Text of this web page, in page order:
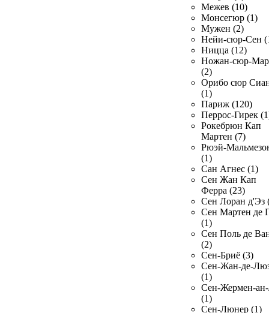
Межев (10)
Монсегюр (1)
Мужен (2)
Нейи-сюр-Сен
Ницца (12)
Ножан-сюр-
(2)
Орибо сюр
(1)
Париж (120)
Перрос-Гирек
Рокебрюн Кап
Мартен (7)
Рюэй-
(1)
Сан Агнес (1)
Сен Жан Кап
Ферра (23)
Сен Лоран д'Эз
Сен Мартен де
(1)
Сен Поль де
(2)
Сен-Бриё (3)
Сен-Жан-де-
(1)
Сен-Жермен-
(1)
Сен-Люнер (1)